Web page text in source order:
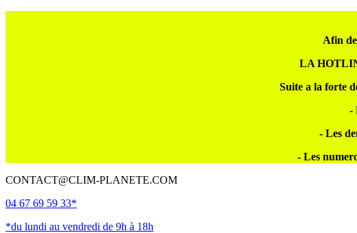
Afin
LA
Suite a la forte
-
- Les
- Les
CONTACT@CLIM-PLANETE.COM
04 67 69 59 33*
*du lundi au vendredi de 9h à 18h